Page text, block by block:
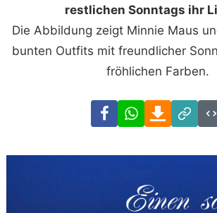
restlichen Sonntags ihr
Die Abbildung zeigt Minnie Maus
bunten Outfits mit freundlicher
fröhlichen Farben.
FacebookWhatsApp
Link